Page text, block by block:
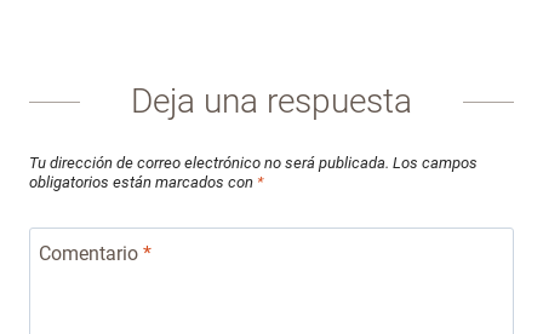
Deja una respuesta
Tu dirección de correo electrónico no será publicada. Los campos
obligatorios están marcados con *
Comentario *